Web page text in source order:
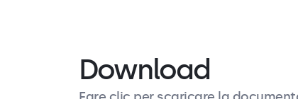
Download